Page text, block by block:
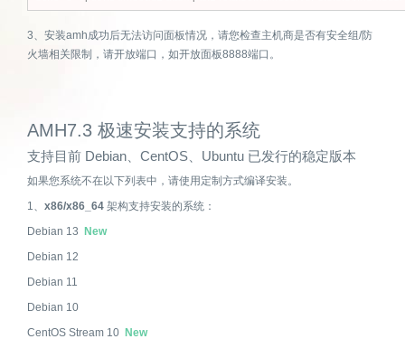
3、安装amh成功后无法访问面板情况，请您检查主机商是否有安全组/防
火墙相关限制，请开放端口，如开放面板8888端口。
AMH7.3 极速安装支持的系统
支持目前 Debian、CentOS、Ubuntu 已发行的稳定版本
如果您系统不在以下列表中，请使用定制方式编译安装。
1、 x86/x86_64 架构支持安装的系统：
Debian 13
New
Debian 12
Debian 11
Debian 10
CentOS Stream 10 New